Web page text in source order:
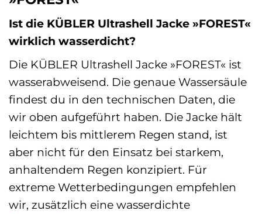
Ist die KÜBLER Ultrashell Jacke »FOREST«
wirklich wasserdicht?
Die KÜBLER Ultrashell Jacke »FOREST« ist
wasserabweisend. Die genaue Wassersäule
findest du in den technischen Daten, die
wir oben aufgeführt haben. Die Jacke hält
leichtem bis mittlerem Regen stand, ist
aber nicht für den Einsatz bei starkem,
anhaltendem Regen konzipiert. Für
extreme Wetterbedingungen empfehlen
wir, zusätzlich eine wasserdichte